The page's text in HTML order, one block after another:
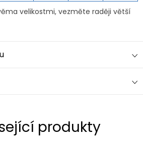
velikostmi, vezměte raději větší
produkty